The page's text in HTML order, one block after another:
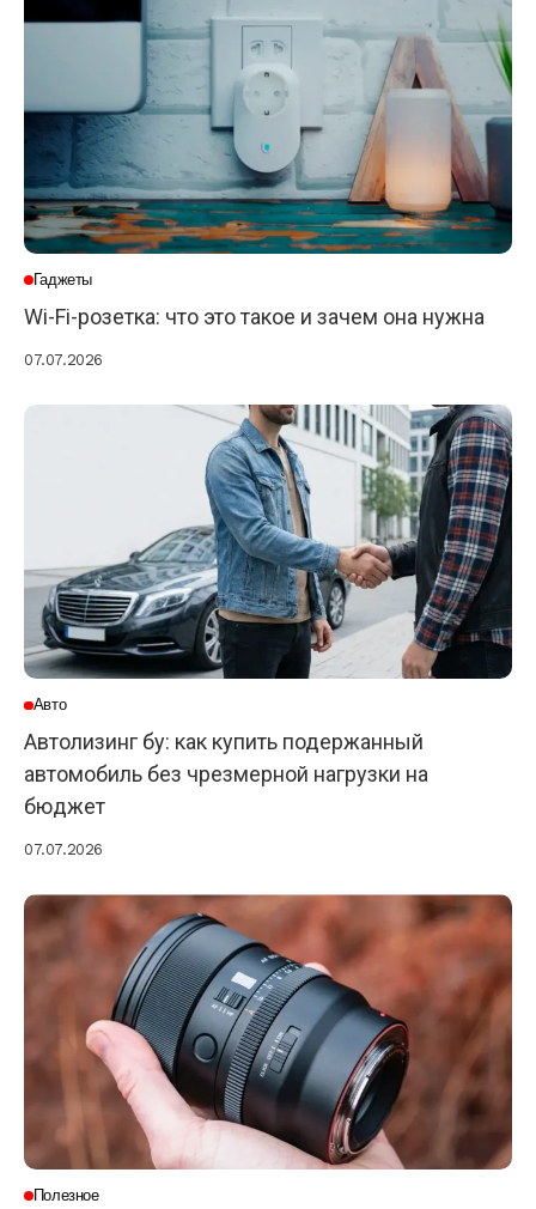
Гаджеты
Wi-Fi-розетка: что это такое и зачем она нужна
07.07.2026
Авто
Автолизинг бу: как купить подержанный
автомобиль без чрезмерной нагрузки на
бюджет
07.07.2026
Полезное